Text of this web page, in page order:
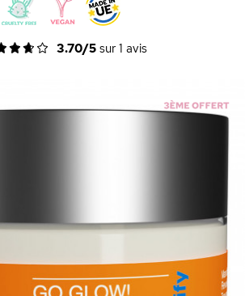
3.70/5sur 1 avis